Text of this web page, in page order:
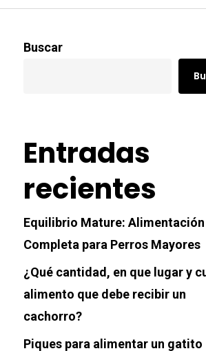
Buscar
Entradas
recientes
Equilibrio Mature: Alimentación
Completa para Perros Mayores
¿Qué cantidad, en que lugar y
alimento que debe recibir un
cachorro?
Piques para alimentar un gatito